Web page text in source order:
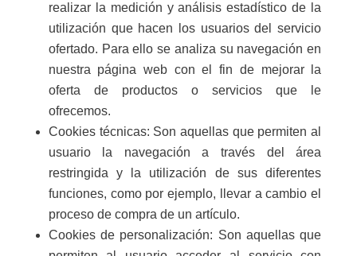
realizar la medición y análisis estadístico de la
utilización que hacen los usuarios del servicio
ofertado. Para ello se analiza su navegación en
nuestra página web con el fin de mejorar la
oferta de productos o servicios que le
ofrecemos.
Cookies técnicas: Son aquellas que permiten al
usuario la navegación a través del área
restringida y la utilización de sus diferentes
funciones, como por ejemplo, llevar a cambio el
proceso de compra de un artículo.
Cookies de personalización: Son aquellas que